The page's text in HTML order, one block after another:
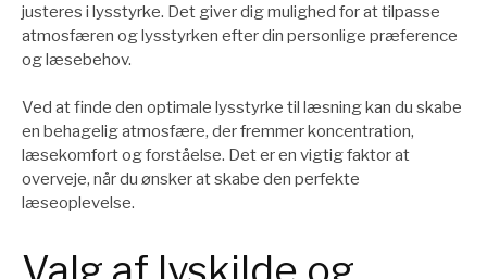
justeres i lysstyrke. Det giver dig mulighed for at tilpasse
atmosfæren og lysstyrken efter din personlige præference
og læsebehov.
Ved at finde den optimale lysstyrke til læsning kan du skabe
en behagelig atmosfære, der fremmer koncentration,
læsekomfort og forståelse. Det er en vigtig faktor at
overveje, når du ønsker at skabe den perfekte
læseoplevelse.